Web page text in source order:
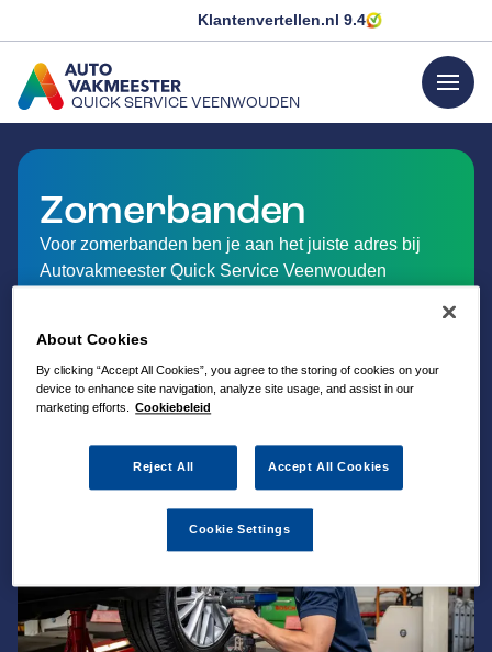
Klantenvertellen.nl 9.4
QUICK SERVICE VEENWOUDEN
GA NAAR DE HOMEPAGINA
menu
Zomerbanden
Voor zomerbanden ben je aan het juiste adres bij
Autovakmeester Quick Service Veenwouden
About Cookies
By clicking “Accept All Cookies”, you agree to the storing of cookies on your
device to enhance site navigation, analyze site usage, and assist in our
marketing efforts.
Cookiebeleid
Reject All Accept All Cookies
Cookie Settings